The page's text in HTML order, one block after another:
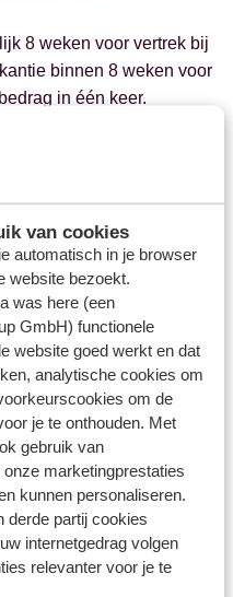
van cookies
automatisch in je browser
website bezoekt.
was here (een
GmbH) functionele
website goed werkt en dat
analytische cookies om
om de
je te onthouden. Met
gebruik van
marketingprestaties
kunnen personaliseren.
derde partij cookies
internetgedrag volgen
relevanter voor je te
8 weken voor vertrek bij
binnen 8 weken voor
in één keer.
zijn?
voldoen?
geld terug bij een
ik meenemen?